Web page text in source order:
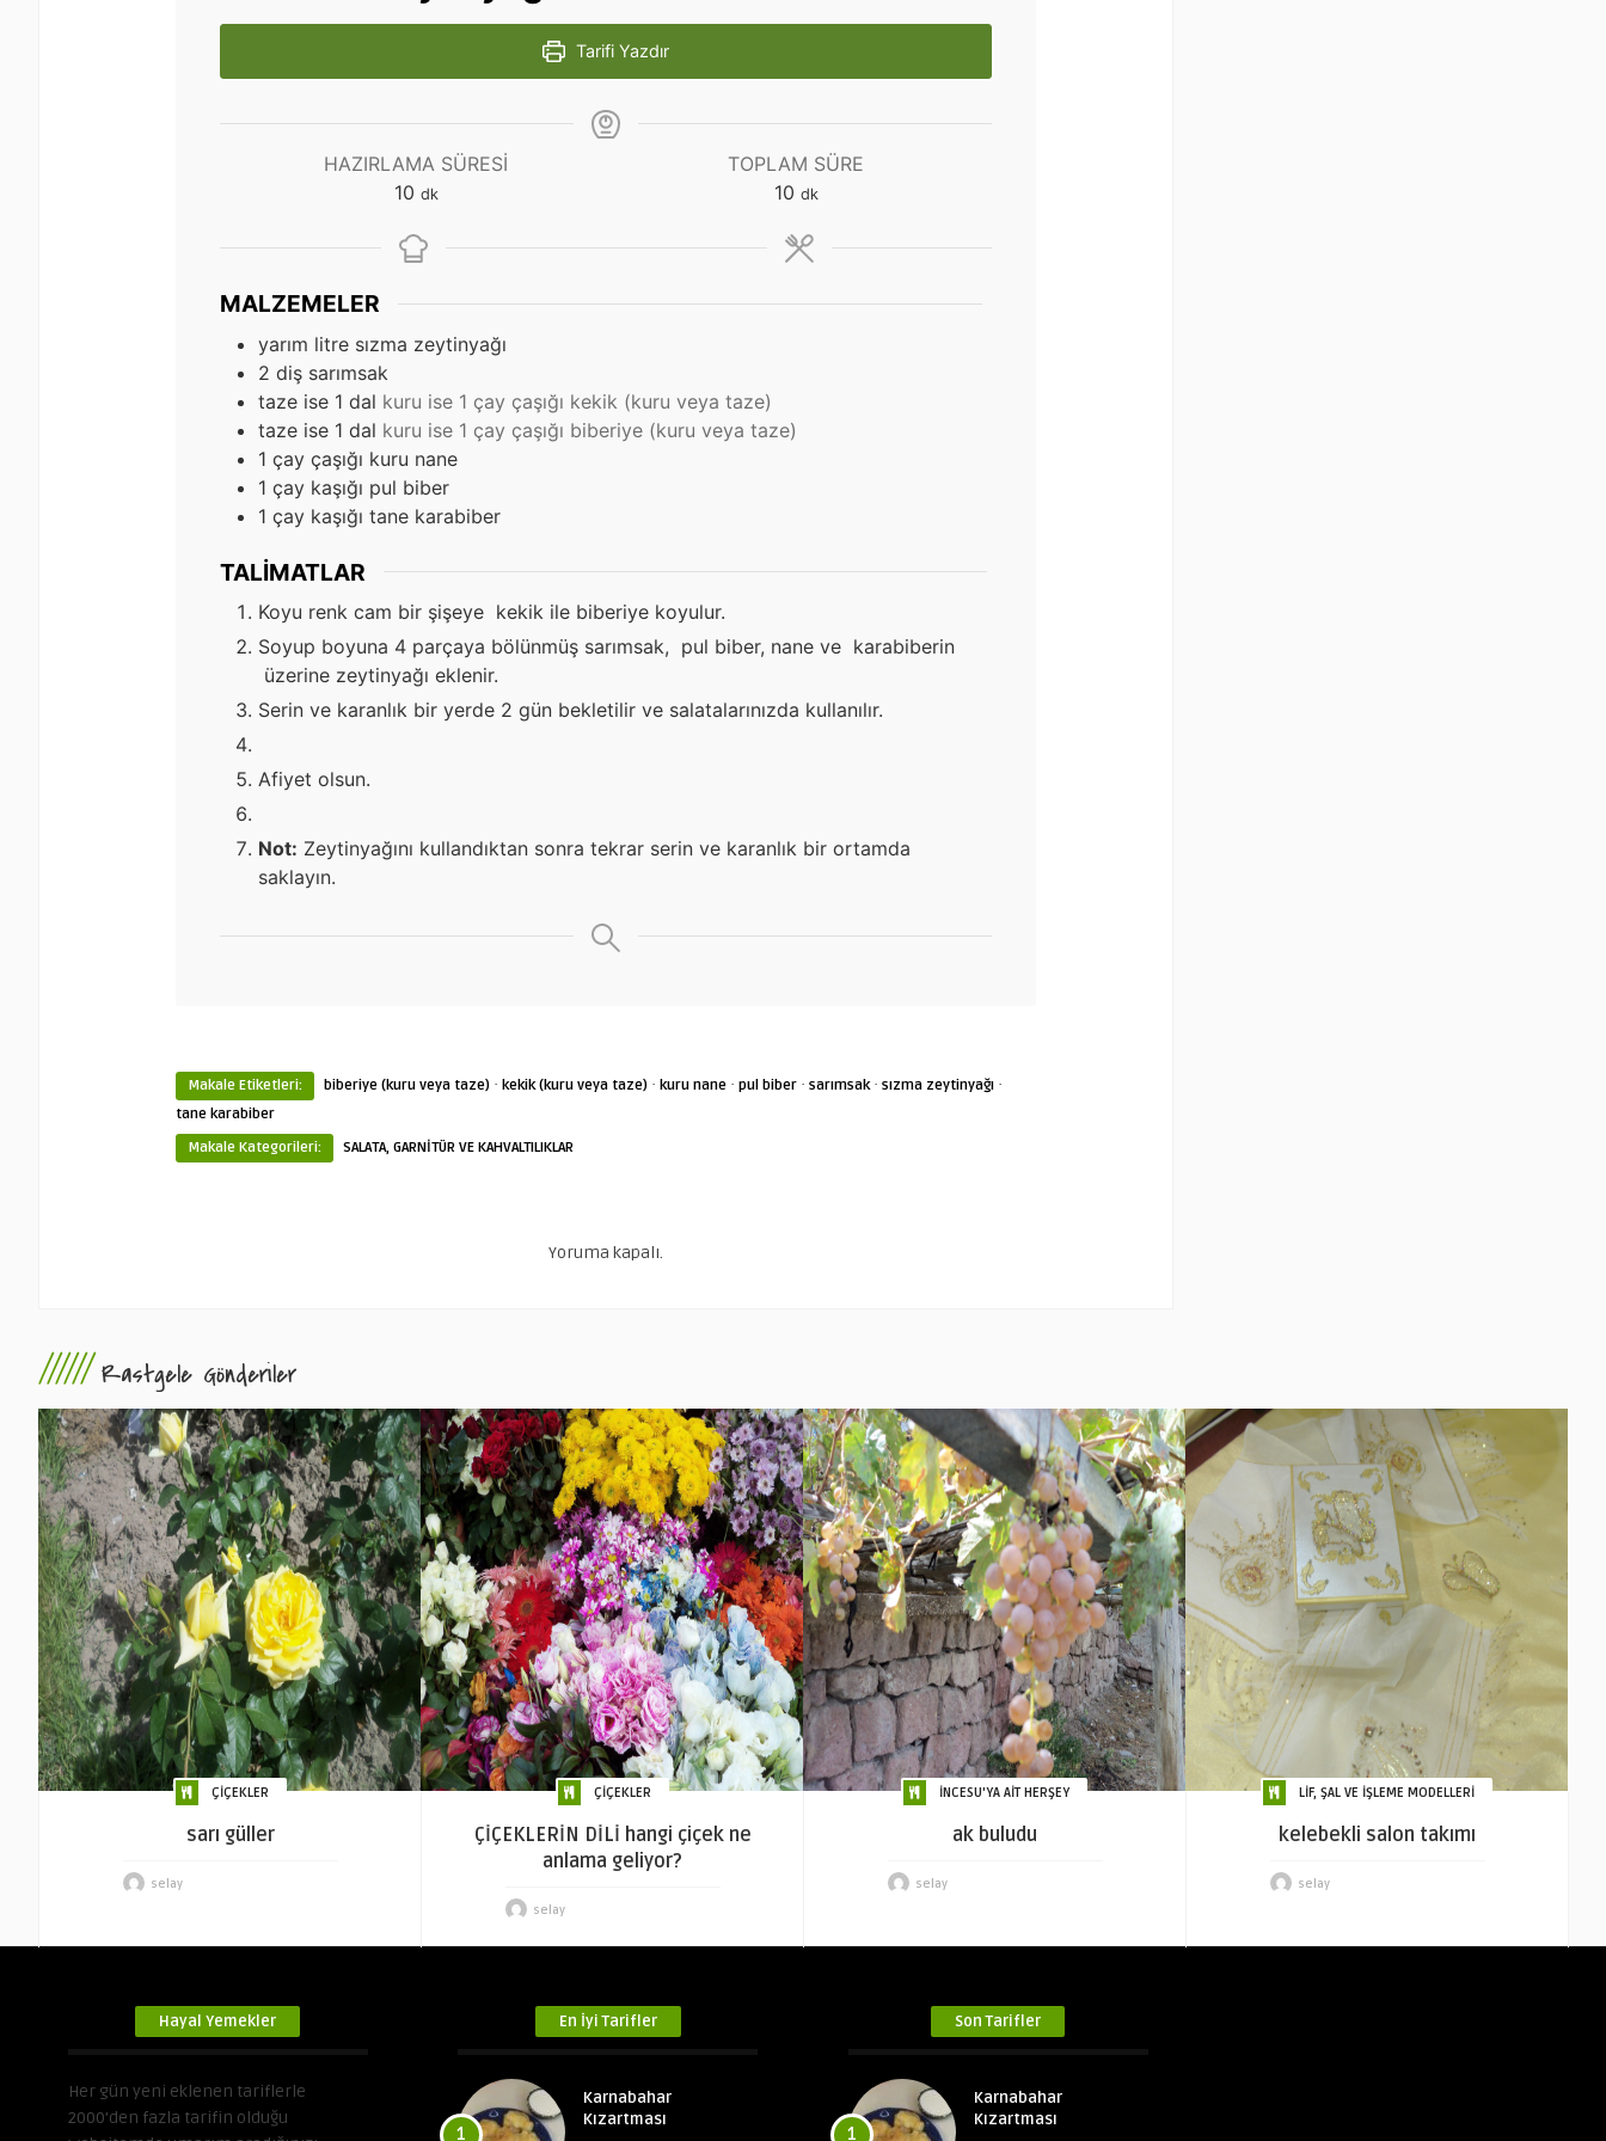
Tarifi Yazdır
HAZIRLAMA SÜRESI
10dakika
dk
TOPLAM SÜRE
10dakika
dk
MALZEMELER
yarım litre sızma zeytinyağı
2 diş sarımsak
taze ise 1 dal kuru ise 1 çay çaşığı kekik (kuru veya taze)
taze ise 1 dal kuru ise 1 çay çaşığı biberiye (kuru veya taze)
1 çay çaşığı kuru nane
1 çay kaşığı pul biber
1 çay kaşığı tane karabiber
TALIMATLAR
Koyu renk cam bir şişeye kekik ile biberiye koyulur.
Soyup boyuna 4 parçaya bölünmüş sarımsak, pul biber, nane ve karabiberin
üzerine zeytinyağı eklenir.
Serin ve karanlık bir yerde 2 gün bekletilir ve salatalarınızda kullanılır.
Afiyet olsun.
Not: Zeytinyağını kullandıktan sonra tekrar serin ve karanlık bir ortamda
saklayın.
Makale Etiketleri: biberiye (kuru veya taze) · kekik (kuru veya taze) · kuru nane · pul biber · sarımsak· sızma zeytinyağı ·
tane karabiber
Makale Kategorileri:
SALATA, GARNİTÜR VE KAHVALTILIKLAR
Yoruma kapalı.
////// Rastgele Gönderiler
ÇİÇEKLER
sarı güller
selay
ÇİÇEKLER
ÇİÇEKLERİN DİLİ hangi çiçek ne
anlama geliyor?
selay
İNCESU'YA AİT HERŞEY
ak buludu
selay
LİF, ŞAL VE İŞLEME MODELLERİ
kelebekli salon takımı
selay
Hayal Yemekler
Her gün yeni eklenen tariflerle
2000’den fazla tarifin olduğu
En İyi Tarifler
1
Karnabahar
Kızartması
Son Tarifler
1
Karnabahar
Kızartması